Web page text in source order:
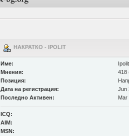
НАКРАТКО - IPOLIT
Име:
Ipolit
Мнения:
418
Позиция:
Дата на регистрация:
Jun
Последно Активен:
Mar
ICQ:
AIM:
MSN: